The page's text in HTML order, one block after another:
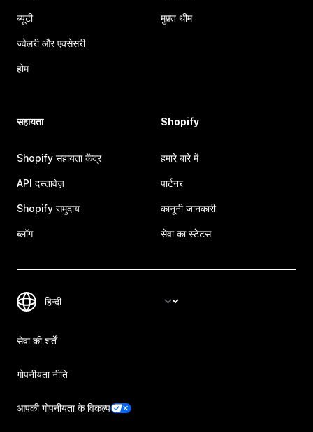
ब्यूटी
ज्वेलरी और एक्सेसरी
होम
मुफ़्त थीम
सहायता
Shopify सहायता केंद्र
API दस्तावेज़
Shopify समुदाय
ब्लॉग
Shopify
हमारे बारे में
पार्टनर
कानूनी जानकारी
सेवा का स्टेटस
सेवा की शर्तें
गोपनीयता नीति
आपकी गोपनीयता के विकल्प